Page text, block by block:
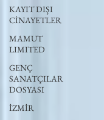
KAYIT DIŞI
CİNAYETLER
MAMUT
LIMITED
GENÇ
SANATÇILAR
DOSYASI
İZMİR